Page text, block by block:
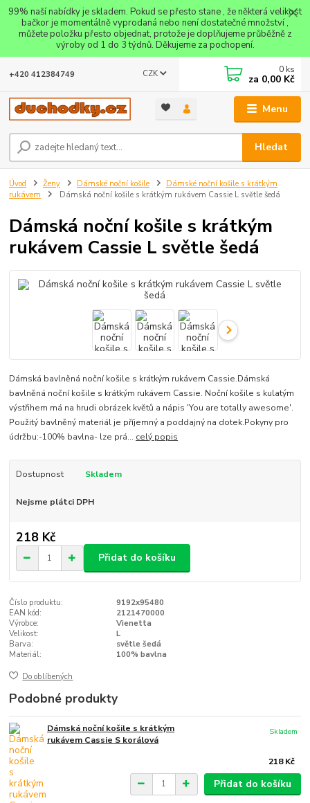
99% naší nabídky je skladem. Pokud se přesto stane , že některá velikost
bačkor je momentálně vyprodaná nebo není dostatečné množství ,
můžete položku přesto objednat, protože je doplňujeme průběžně z
výroby od 1 do 3 týdnů. Děkujeme za pochopení.
Menu
CZK
Hledat
+420 412384749 0 ks
za 0,00 Kč
Úvod Ženy Dámské noční košile
Dámské noční košile s krátkým
rukávem
Dámská noční košile s krátkým rukávem Cassie L světle šedá
Dámská noční košile s krátkým
rukávem Cassie L světle šedá
Dámská bavlněná noční košile s krátkým rukávem Cassie.Dámská
bavlněná noční košile s krátkým rukávem Cassie. Noční košile s kulatým
výstřihem má na hrudi obrázek květů a nápis 'You are totally awesome'.
Použitý bavlněný materiál je příjemný a poddajný na dotek.Pokyny pro
údržbu:-100% bavlna- lze prá... celý popis
Dostupnost Skladem
Nejsme plátci DPH
218 Kč
Přidat do košíku
Číslo produktu:
9192x95480
EAN kód:
2121470000
Výrobce:
Vienetta
Velikost:
L
Barva:
světle šedá
Materiál:
100% bavlna
Do oblíbených
Podobné produkty
Dámská noční košile s krátkým
rukávem Cassie S korálová
218 Kč
Skladem
Přidat do košíku